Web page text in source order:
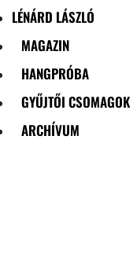
LÉNÁRD LÁSZLÓ
MAGAZIN
HANGPRÓBA
GYŰJTŐI CSOMAGOK
ARCHÍVUM